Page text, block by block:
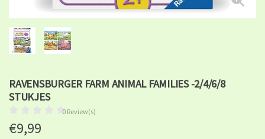
RAVENSBURGER FARM ANIMAL FAMILIES -2/4/6/8
STUKJES
0 Review(s)
€9,99